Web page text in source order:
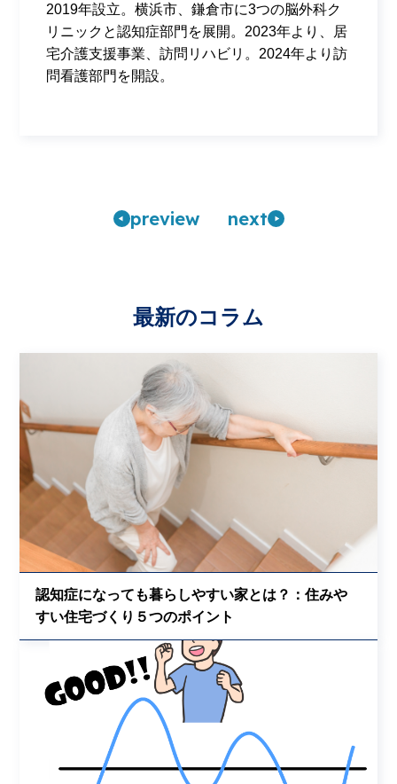
2019年設立。横浜市、鎌倉市に3つの脳外科ク
リニックと認知症部門を展開。2023年より、居
宅介護支援事業、訪問リハビリ。2024年より訪
問看護部門を開設。
preview next
最新のコラム
認知症になっても暮らしやすい家とは？：住みや
すい住宅づくり５つのポイント